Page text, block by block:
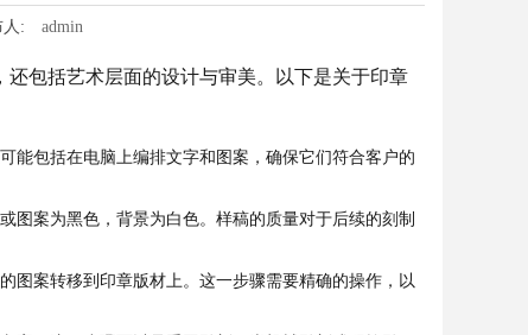
人: admin
包括艺术层面的设计与审美。以下是关于印章
能包括在电脑上编排文字和图案，确保它们符合客户的
图案为黑色，背景为白色。样稿的质量对于后续的刻制
图案转移到印章版材上。这一步骤需要精确的操作，以